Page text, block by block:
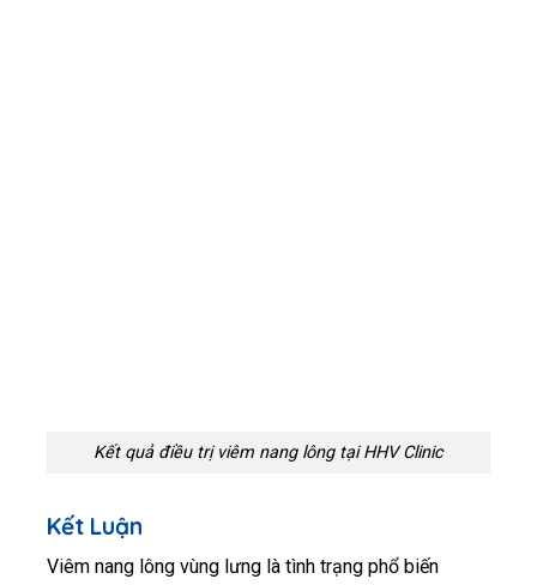
Kết quả điều trị viêm nang lông tại HHV Clinic
Kết Luận
Viêm nang lông vùng lưng là tình trạng phổ biến